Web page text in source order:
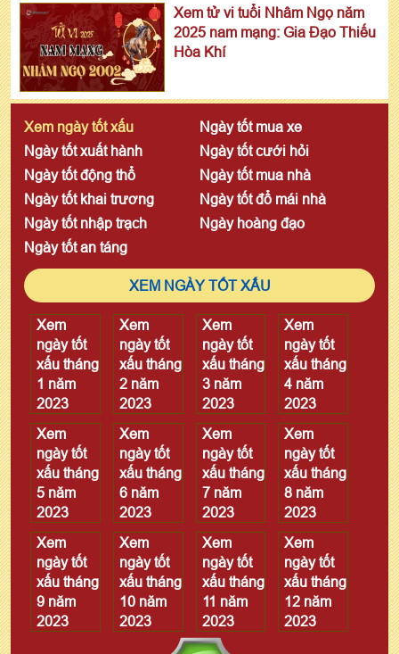
Xem tử vi tuổi Nhâm Ngọ năm
2025 nam mạng: Gia Đạo Thiếu
Hòa Khí
Xem ngày tốt xấu
Ngày tốt mua xe
Ngày tốt xuất hành
Ngày tốt cưới hỏi
Ngày tốt động thổ
Ngày tốt mua nhà
Ngày tốt khai trương
Ngày tốt đổ mái nhà
Ngày tốt nhập trạch
Ngày hoàng đạo
Ngày tốt an táng
XEM NGÀY TỐT XẤU
Xem
ngày tốt
xấu tháng
1 năm
2023
Xem
ngày tốt
xấu tháng
2 năm
2023
Xem
ngày tốt
xấu tháng
3 năm
2023
Xem
ngày tốt
xấu tháng
4 năm
2023
Xem
ngày tốt
xấu tháng
5 năm
2023
Xem
ngày tốt
xấu tháng
6 năm
2023
Xem
ngày tốt
xấu tháng
7 năm
2023
Xem
ngày tốt
xấu tháng
8 năm
2023
Xem
ngày tốt
xấu tháng
9 năm
2023
Xem
ngày tốt
xấu tháng
10 năm
2023
Xem
ngày tốt
xấu tháng
11 năm
2023
Xem
ngày tốt
xấu tháng
12 năm
2023